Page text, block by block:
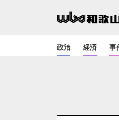
政治 経済 事